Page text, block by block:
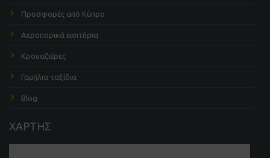
Προσφορές από Κύπρο
Αεροπορικά εισιτήρια
Κρουαζιέρες
Γαμήλια ταξίδια
Blog
ΧΑΡΤΗΣ